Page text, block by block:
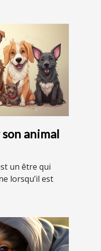
animal
un être qui
lorsqu’il est